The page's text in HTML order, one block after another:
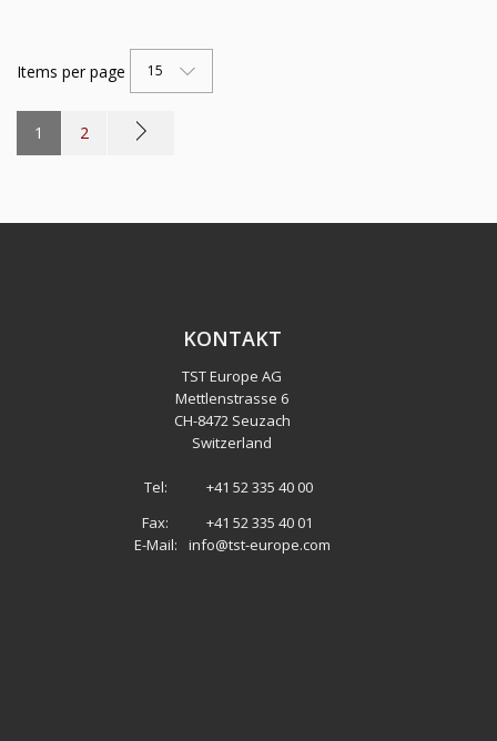
Items per page 15
1 2
KONTAKT
TST Europe AG
Mettlenstrasse 6
CH-8472 Seuzach
Switzerland
Tel:
+41 52 335 40 00
Fax:
+41 52 335 40 01
E-Mail:
info@tst-europe.com